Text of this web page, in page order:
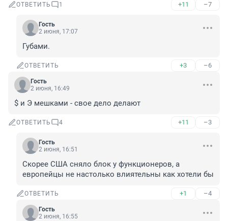
ОТВЕТИТЬ 1 +11 –7
Гость
2 июня, 17:07
Губами.
ОТВЕТИТЬ +3 –6
Гость
2 июня, 16:49
$ и Э мешками - свое дело делают
ОТВЕТИТЬ 4 +11 –3
Гость
2 июня, 16:51
Скорее США сняло блок у функционеров, а
европейцы не настолько влиятельны как хотели бы
ОТВЕТИТЬ +1 –4
Гость
2 июня, 16:55